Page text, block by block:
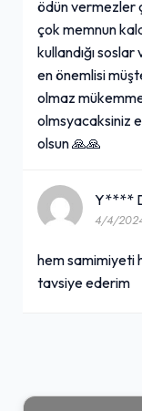
ödün vermezler
çok memnun
kullandığı
en önemlisi
olmaz
olmsyacaksiniz
olsun 🙏🙏
Y****
4/4/
hem samimiyeti
tavsiye ederim